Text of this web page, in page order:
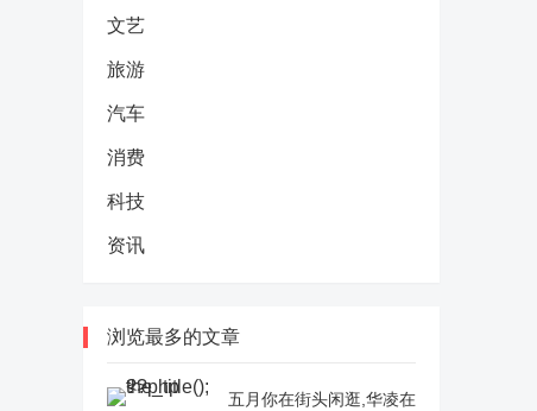
文艺
旅游
汽车
消费
科技
资讯
浏览最多的文章
五月你在街头闲逛,华凌在